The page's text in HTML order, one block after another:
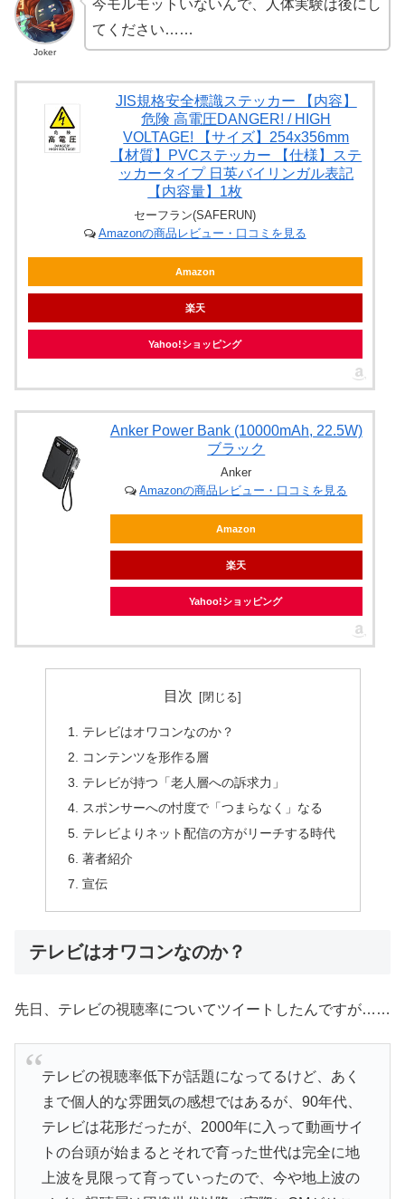
Joker
今モルモットいないんで、人体実験は後にし
てください……
JIS規格安全標識ステッカー 【内容】
危険 高電圧DANGER! / HIGH
VOLTAGE! 【サイズ】254x356mm
【材質】PVCステッカー 【仕様】ステ
ッカータイプ 日英バイリンガル表記
【内容量】1枚
セーフラン(SAFERUN)
Amazonの商品レビュー・口コミを見る
Amazon
楽天
Yahoo!ショッピング
Anker Power Bank (10000mAh, 22.5W)
ブラック
Anker
Amazonの商品レビュー・口コミを見る
Amazon
楽天
Yahoo!ショッピング
目次
テレビはオワコンなのか？
コンテンツを形作る層
テレビが持つ「老人層への訴求力」
スポンサーへの忖度で「つまらなく」なる
テレビよりネット配信の方がリーチする時代
著者紹介
宣伝
テレビはオワコンなのか？
先日、テレビの視聴率についてツイートしたんですが……
テレビの視聴率低下が話題になってるけど、あく
まで個人的な雰囲気の感想ではあるが、90年代、
テレビは花形だったが、2000年に入って動画サイ
トの台頭が始まるとそれで育った世代は完全に地
上波を見限って育っていったので、今や地上波の